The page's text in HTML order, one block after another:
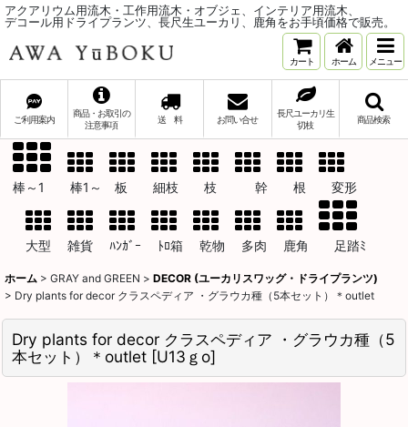
アクアリウム用流木・工作用流木・オブジェ、インテリア用流木、
デコール用ドライプランツ、長尺生ユーカリ、鹿角をお手頃価格で販売。
カート ホーム メニュー
ご利用案内
商品・お取引の
注意事項
送 料 お問い合せ
長尺ユーカリ生
切枝
商品検索
棒～1 棒1～ 板 細枝 枝 幹 根 変形
大型 雑貨 ﾊﾝｶﾞｰ ﾄﾛ箱 乾物 多肉 鹿角 足踏ﾐ
ホーム > GRAY and GREEN > DECOR (ユーカリスワッグ・ドライプランツ)
> Dry plants for decor クラスペディア ・グラウカ種（5本セット）＊outlet
Dry plants for decor クラスペディア ・グラウカ種（5
本セット）＊outlet [U13ｇo]